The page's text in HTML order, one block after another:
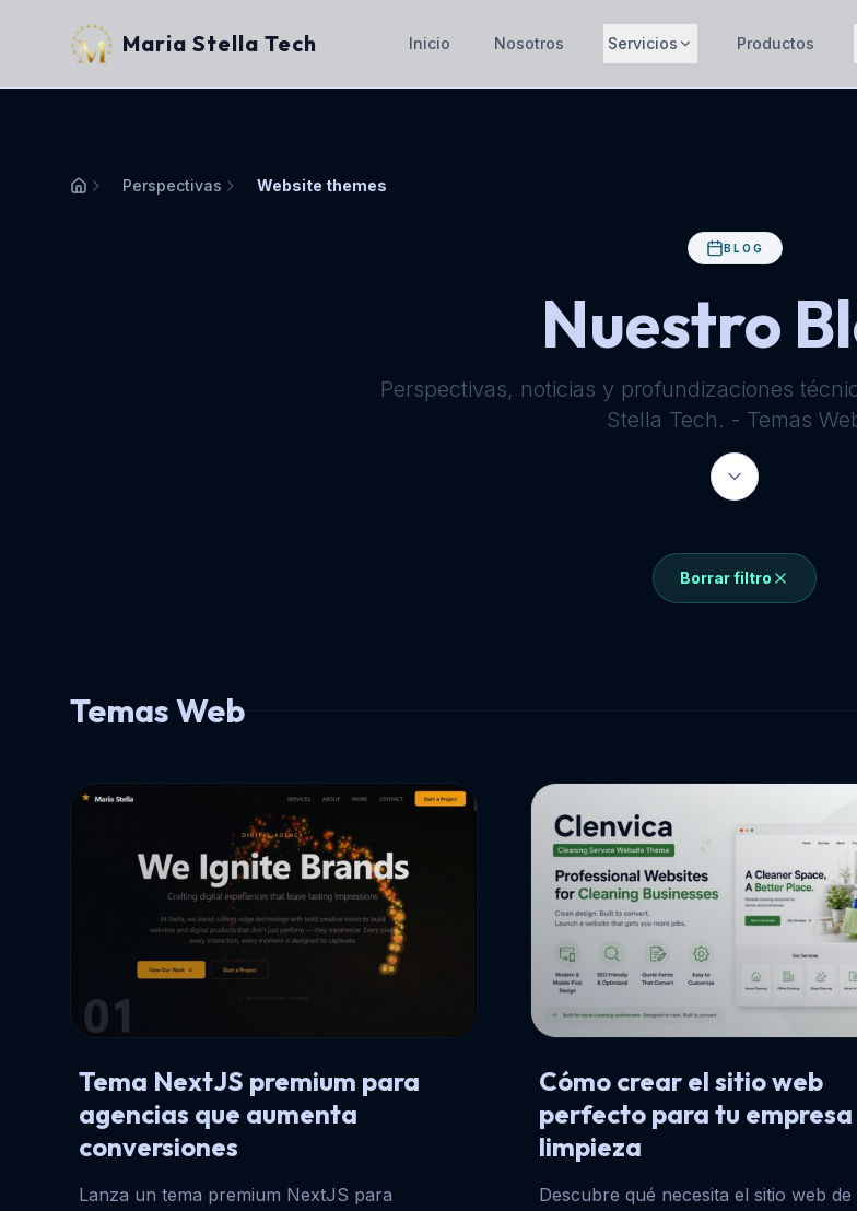
Maria Stella Tech Inicio Nosotros Servicios Productos
Perspectivas Website themes
BLOG
Nuestro
Perspectivas, noticias y profundizaciones
Stella Tech. - Temas
Borrar filtro
Temas Web
Tema NextJS premium para
agencias que aumenta
conversiones
Lanza un tema premium NextJS para
Cómo crear el sitio web
perfecto para tu empresa
limpieza
Descubre qué necesita el sitio web de